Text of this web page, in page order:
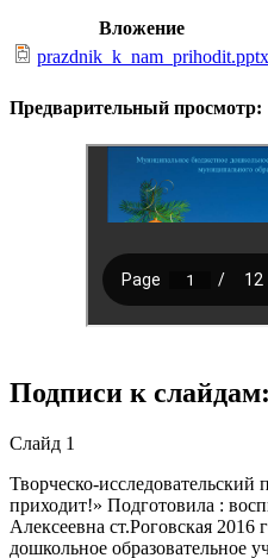
Вложение
prazdnik_k_nam_prihodit.pptx
Предварительный просмотр:
Подписи к слайдам:
Слайд 1
Творческо-
приходит!» Подготовила :
Алексеевна ст.Роговская
дошкольное образовательное